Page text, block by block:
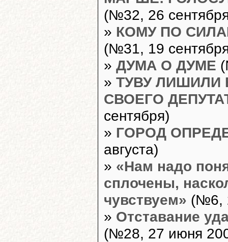
(№32, 26
» КОМУ ПО
(№31, 19
» ДУМА О ДУМЕ
» ТУВУ ЛИШИЛИ
СВОЕГО
сентября)
» ГОРОД
августа)
» «Нам надо
сплочены,
чувствуем» (№6,
» Отставание
(№28, 27 июня